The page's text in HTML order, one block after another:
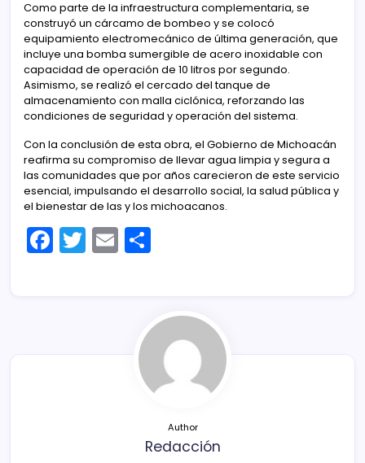
Como parte de la infraestructura complementaria, se
construyó un cárcamo de bombeo y se colocó
equipamiento electromecánico de última generación, que
incluye una bomba sumergible de acero inoxidable con
capacidad de operación de 10 litros por segundo.
Asimismo, se realizó el cercado del tanque de
almacenamiento con malla ciclónica, reforzando las
condiciones de seguridad y operación del sistema.
Con la conclusión de esta obra, el Gobierno de Michoacán
reafirma su compromiso de llevar agua limpia y segura a
las comunidades que por años carecieron de este servicio
esencial, impulsando el desarrollo social, la salud pública y
el bienestar de las y los michoacanos.
F T E
p
ar
tir
Author
Redacción